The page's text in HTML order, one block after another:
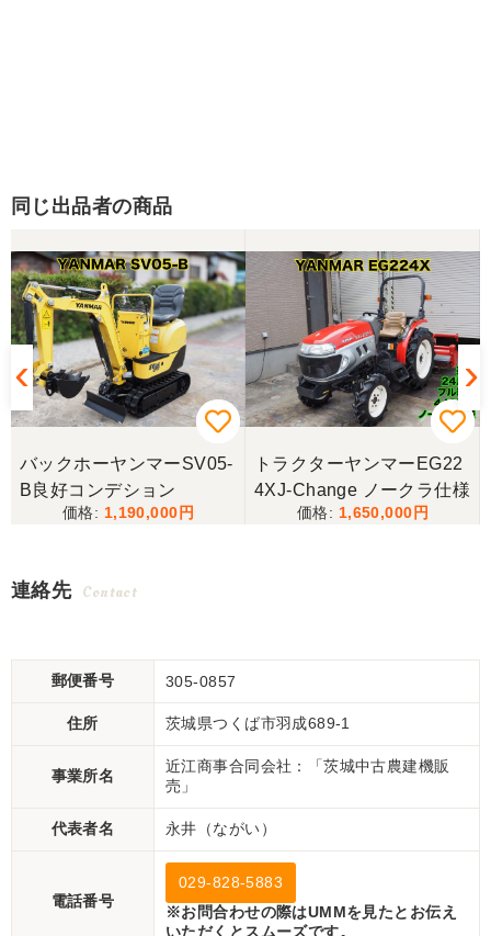
同じ出品者の商品
バックホーヤンマーSV05-
B良好コンデション
1,190,000
トラクターヤンマーEG22
4XJ-Change ノークラ仕様
1,650,000
連絡先 Contact
郵便番号 305-0857
住所 茨城県つくば市羽成689-1
事業所名
近江商事合同会社：「茨城中古農建機販
売」
代表者名 永井（ながい）
電話番号
029-828-5883
※お問合わせの際はUMMを見たとお伝え
いただくとスムーズです。